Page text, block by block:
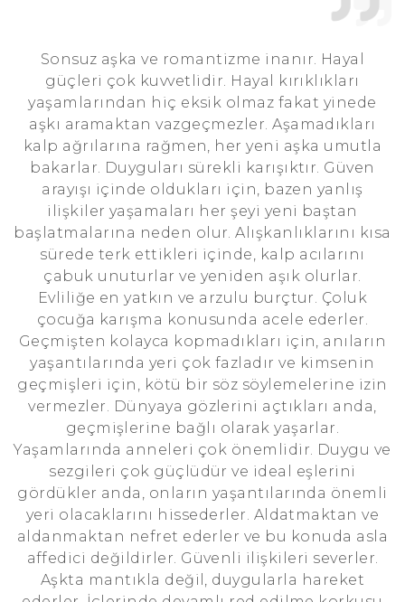
Sonsuz aşka ve romantizme inanır. Hayal
güçleri çok kuvvetlidir. Hayal kırıklıkları
yaşamlarından hiç eksik olmaz fakat yinede
aşkı aramaktan vazgeçmezler. Aşamadıkları
kalp ağrılarına rağmen, her yeni aşka umutla
bakarlar. Duyguları sürekli karışıktır. Güven
arayışı içinde oldukları için, bazen yanlış
ilişkiler yaşamaları her şeyi yeni baştan
başlatmalarına neden olur. Alışkanlıklarını kısa
sürede terk ettikleri içinde, kalp acılarını
çabuk unuturlar ve yeniden aşık olurlar.
Evliliğe en yatkın ve arzulu burçtur. Çoluk
çocuğa karışma konusunda acele ederler.
Geçmişten kolayca kopmadıkları için, anıların
yaşantılarında yeri çok fazladır ve kimsenin
geçmişleri için, kötü bir söz söylemelerine izin
vermezler. Dünyaya gözlerini açtıkları anda,
geçmişlerine bağlı olarak yaşarlar.
Yaşamlarında anneleri çok önemlidir. Duygu ve
sezgileri çok güçlüdür ve ideal eşlerini
gördükler anda, onların yaşantılarında önemli
yeri olacaklarını hissederler. Aldatmaktan ve
aldanmaktan nefret ederler ve bu konuda asla
affedici değildirler. Güvenli ilişkileri severler.
Aşkta mantıkla değil, duygularla hareket